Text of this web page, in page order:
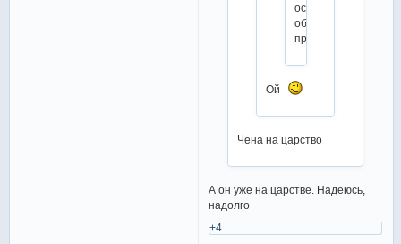
оставляет
обе
программы?
Ой
Чена на царство
А он уже на царстве. Надеюсь,
надолго
+4